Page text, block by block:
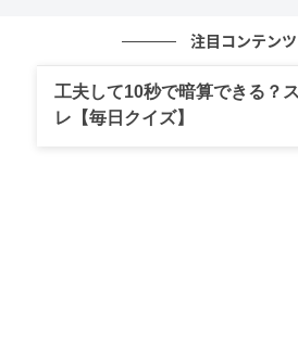
負の数の掛け算と割り算の答え
決めることを覚えているでしょう
注目コンテンツ
工夫して10秒で暗算できる？
レ【毎日クイズ】